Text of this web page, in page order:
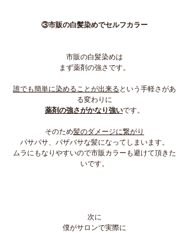
③市販の白髪染めでセルフカラー
市販の白髪染めは
まず薬剤の強さです。
誰でも簡単に染めることが出来る という手軽さがあ
る変わりに
薬剤の強さがかなり強いです。
そのため髪のダメージに繋がり
パサパサ、バザバサな髪になってしまいます。
ムラにもなりやすいので市販カラーも避けて頂きた
いです。
次に
僕がサロンで実際に